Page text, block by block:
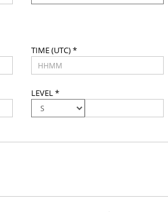
TIME (UTC) *
LEVEL *